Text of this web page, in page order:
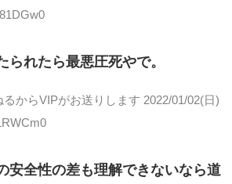
られたら最悪圧死やで。
るからVIPがお送りします 2022/01/02(日)
安全性の差も理解できないなら道